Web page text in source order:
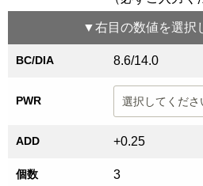
▼右目 の数値を選択
BC/DIA 8.6/14.0
PWR
ADD +0.25
個数 3